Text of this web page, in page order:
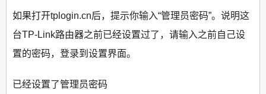
如果打开tplogin.cn后，提示你输入“管理员密码”。说明这
台TP-Link路由器之前已经设置过了，请输入之前自己设
置的密码，登录到设置界面。
已经设置了管理员密码